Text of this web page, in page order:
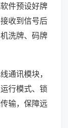
件预设好牌
收到信号后
洗牌、码牌
通讯模块，
行模式、锁
输，保障远